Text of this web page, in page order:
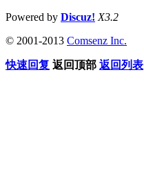
Powered by Discuz! X3.2
© 2001-2013 Comsenz Inc.
快速回复 返回顶部 返回列表